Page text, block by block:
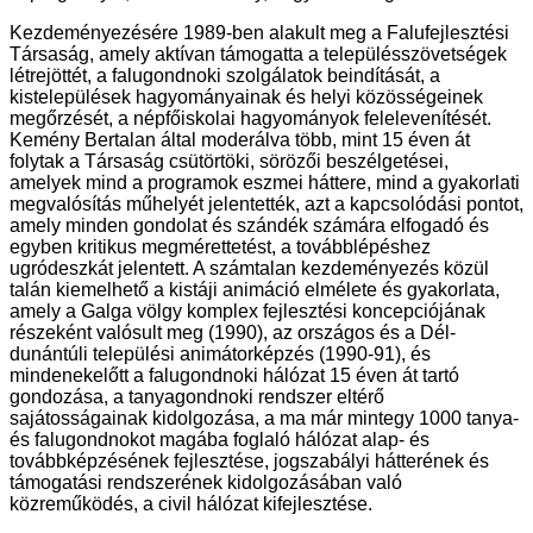
Kezdeményezésére 1989-ben alakult meg a Falufejlesztési
Társaság, amely aktívan támogatta a településszövetségek
létrejöttét, a falugondnoki szolgálatok beindítását, a
kistelepülések hagyományainak és helyi közösségeinek
megőrzését, a népfőiskolai hagyományok felelevenítését.
Kemény Bertalan által moderálva több, mint 15 éven át
folytak a Társaság csütörtöki, sörözői beszélgetései,
amelyek mind a programok eszmei háttere, mind a gyakorlati
megvalósítás műhelyét jelentették, azt a kapcsolódási pontot,
amely minden gondolat és szándék számára elfogadó és
egyben kritikus megmérettetést, a továbblépéshez
ugródeszkát jelentett. A számtalan kezdeményezés közül
talán kiemelhető a kistáji animáció elmélete és gyakorlata,
amely a Galga völgy komplex fejlesztési koncepciójának
részeként valósult meg (1990), az országos és a Dél-
dunántúli települési animátorképzés (1990-91), és
mindenekelőtt a falugondnoki hálózat 15 éven át tartó
gondozása, a tanyagondnoki rendszer eltérő
sajátosságainak kidolgozása, a ma már mintegy 1000 tanya-
és falugondnokot magába foglaló hálózat alap- és
továbbképzésének fejlesztése, jogszabályi hátterének és
támogatási rendszerének kidolgozásában való
közreműködés, a civil hálózat kifejlesztése.